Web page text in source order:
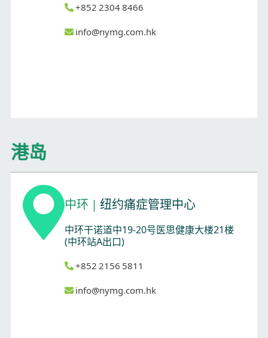
+852 2304 8466
info@nymg.com.hk
港岛
中环 | 纽约痛症管理中心
中环干诺道中19-20号医思健康大楼21楼
(中环站A出口)
+852 2156 5811
info@nymg.com.hk